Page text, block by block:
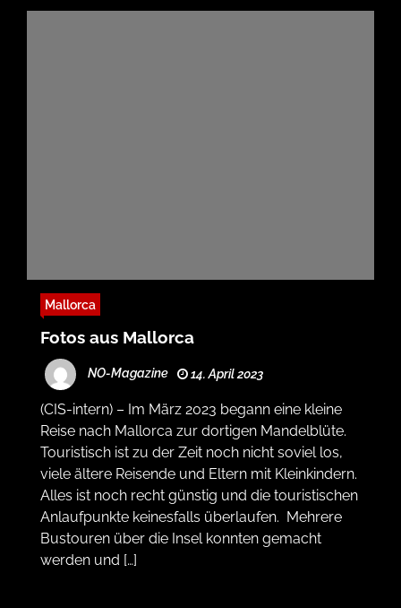
Mallorca
Fotos aus Mallorca
NO-Magazine 14. April 2023
(CIS-intern) – Im März 2023 begann eine kleine
Reise nach Mallorca zur dortigen Mandelblüte.
Touristisch ist zu der Zeit noch nicht soviel los,
viele ältere Reisende und Eltern mit Kleinkindern.
Alles ist noch recht günstig und die touristischen
Anlaufpunkte keinesfalls überlaufen. Mehrere
Bustouren über die Insel konnten gemacht
werden und […]